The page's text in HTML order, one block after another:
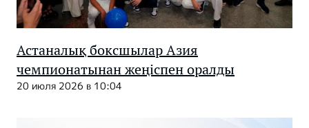
Астаналық боксшылар Азия
чемпионатынан жеңіспен оралды
20 июля 2026 в 10:04